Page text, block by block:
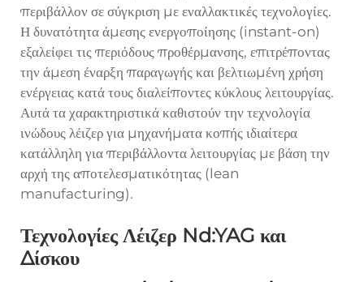
περιβάλλον σε σύγκριση με εναλλακτικές τεχνολογίες.
Η δυνατότητα άμεσης ενεργοποίησης (instant-on)
εξαλείφει τις περιόδους προθέρμανσης, επιτρέποντας
την άμεση έναρξη παραγωγής και βελτιωμένη χρήση
ενέργειας κατά τους διαλείποντες κύκλους λειτουργίας.
Αυτά τα χαρακτηριστικά καθιστούν την τεχνολογία
ινώδους λέιζερ για μηχανήματα κοπής ιδιαίτερα
κατάλληλη για περιβάλλοντα λειτουργίας με βάση την
αρχή της αποτελεσματικότητας (lean
manufacturing).
Τεχνολογίες Λέιζερ Nd:YAG και
Δίσκου